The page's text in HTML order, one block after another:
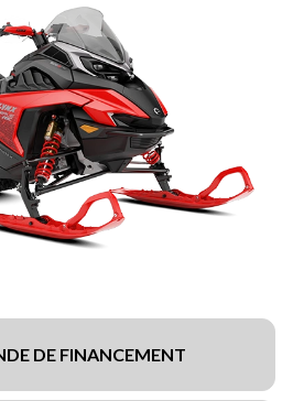
DE FINANCEMENT